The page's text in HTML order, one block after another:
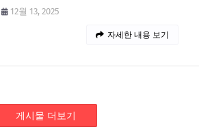
12월 13, 2025
자세한 내용 보기
게시물 더보기